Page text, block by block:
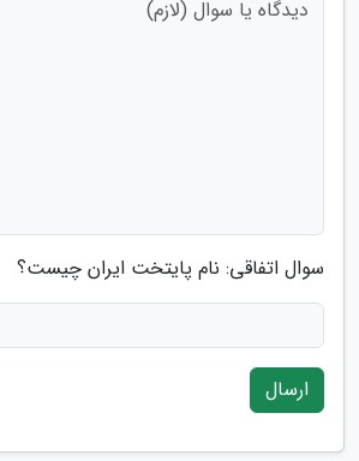
سوال اتفاقی: نام پایتخت ایران چیست؟
ارسال